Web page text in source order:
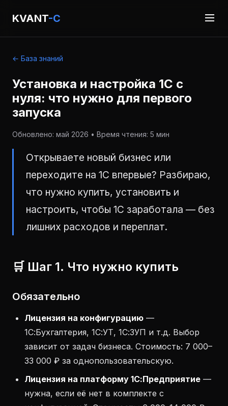
KVANT-C
← База знаний
Установка и настройка 1С с
нуля: что нужно для первого
запуска
Обновлено: май 2026 • Время чтения: 5 мин
Открываете новый бизнес или
переходите на 1С впервые? Разбираю,
что нужно купить, установить и
настроить, чтобы 1С заработала — без
лишних расходов и переплат.
🛒 Шаг 1. Что нужно купить
Обязательно
Лицензия на конфигурацию —
1С:Бухгалтерия, 1С:УТ, 1С:ЗУП и т.д. Выбор
зависит от задач бизнеса. Стоимость: 7 000–
33 000 ₽ за однопользовательскую.
Лицензия на платформу 1С:Предприятие —
нужна, если её нет в комплекте с